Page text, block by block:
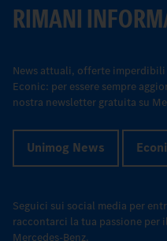
RIMANI
News attuali, offerte
Econic: per essere sempre
nostra newsletter gratuita su
Unimog News
Seguici sui social media per
raccontarci la tua passione per
Mercedes-Benz.